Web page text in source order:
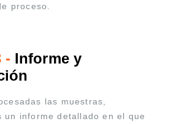
proceso.
- Informe y
las muestras,
un informe detallado en el que